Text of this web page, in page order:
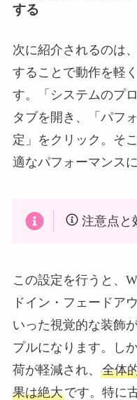
する
次に紹介されるのは
することで動作を軽
す。「システムのプ
タブを開き、「パフ
定」をクリック。そ
適なパフォーマンス
注意点と
この設定を行うと、
ドイン・フェードア
いった視覚的な装飾
プルになります。し
荷が軽減され、 全体
果は絶大です。特に